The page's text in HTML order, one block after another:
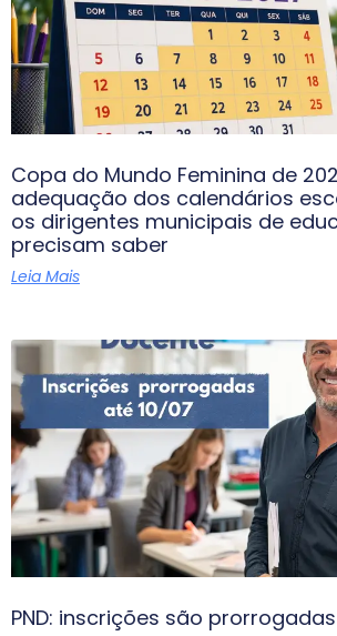
Copa do Mundo Feminina de
adequação dos calendários
os dirigentes municipais de
precisam saber
Leia Mais
PND: inscrições são